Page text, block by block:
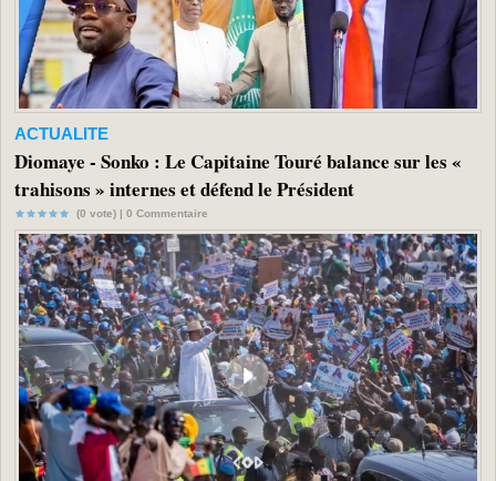
ACTUALITE
Diomaye - Sonko : Le Capitaine Touré balance sur les «
trahisons » internes et défend le Président
(0 vote) | 0 Commentaire